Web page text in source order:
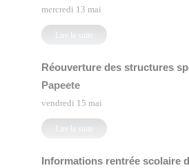
mercredi 13 mai
Lire la suite
Réouverture des structures
Papeete
vendredi 15 mai
Lire la suite
Informations rentrée scolaire